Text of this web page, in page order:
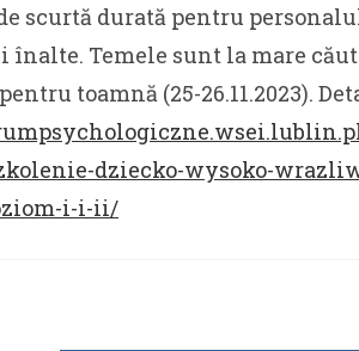
scurtă durată pentru
Temele sunt la mare
toamnă (25-26.11.2023).
dziecko-wysoko-
i-i-ii/